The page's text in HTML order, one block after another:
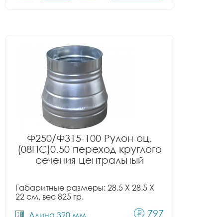
Ф250/Ф315-100 Рулон оц.
(08ПС)0.50 переход круглого
сечения центральный
Габаритные размеры: 28.5 X 28.5 X
22 см, вес 825 гр.
Длина 320 мм.
797